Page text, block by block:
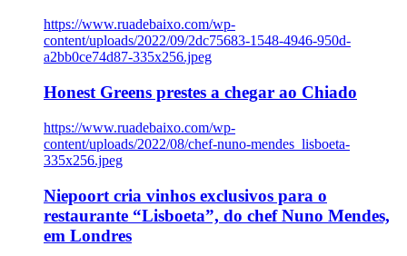
https://www.ruadebaixo.com/wp-
content/uploads/2022/09/2dc75683-1548-4946-950d-
a2bb0ce74d87-335x256.jpeg
Honest Greens prestes a chegar ao Chiado
https://www.ruadebaixo.com/wp-
content/uploads/2022/08/chef-nuno-mendes_lisboeta-
335x256.jpeg
Niepoort cria vinhos exclusivos para o
restaurante “Lisboeta”, do chef Nuno Mendes,
em Londres